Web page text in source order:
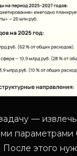
—
этого